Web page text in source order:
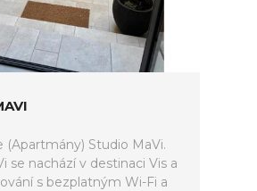
(Apartmány) Studio MaVi.
se nachází v destinaci Vis a
s bezplatným Wi-Fi a